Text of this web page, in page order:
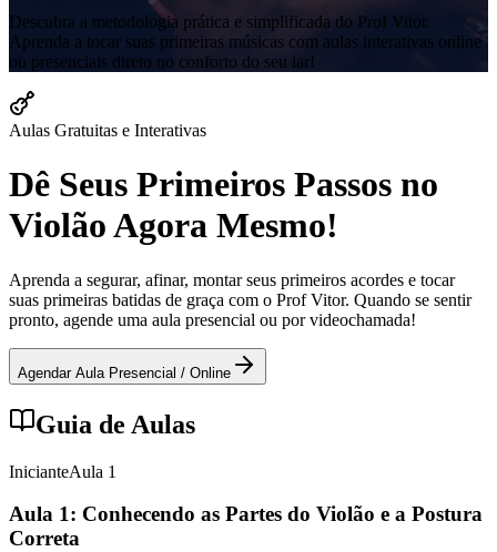
Descubra a metodologia prática e simplificada do Prof Vitor.
Aprenda a tocar suas primeiras músicas com aulas interativas online
ou presenciais direto no conforto do seu lar!
Aulas Gratuitas e Interativas
Dê Seus Primeiros Passos no
Violão Agora Mesmo!
Aprenda a segurar, afinar, montar seus primeiros acordes e tocar
suas primeiras batidas de graça com o Prof Vitor. Quando se sentir
pronto, agende uma aula presencial ou por videochamada!
Agendar Aula Presencial / Online
Guia de Aulas
InicianteAula 1
Aula 1: Conhecendo as Partes do Violão e a Postura
Correta